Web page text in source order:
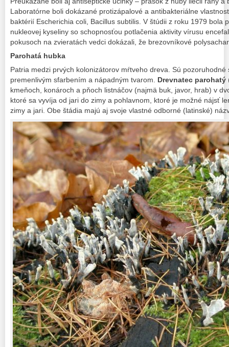
Laboratórne boli dokázané protizápalové a antibakteriálne
baktérií Escherichia coli, Bacillus subtilis. V štúdii z roku 1979 bola
nukleovej kyseliny so schopnosťou potlačenia aktivity vírusu
pokusoch na zvieratách vedci dokázali, že brezovníkové
Parohatá hubka
Patria medzi prvých kolonizátorov mŕtveho dreva. Sú pozoruhodné
premenlivým sfarbením a nápadným tvarom. Drevnatec parohatý
kmeňoch, konároch a pňoch listnáčov (najmä buk, javor, hrab) v
ktoré sa vyvíja od jari do zimy a pohlavnom, ktoré je možné nájsť
zimy a jari. Obe štádia majú aj svoje vlastné odborné (latinské)